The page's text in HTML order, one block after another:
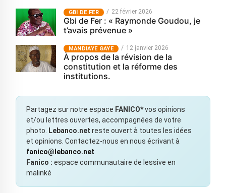
GBI DE FER 22 février 2026
Gbi de Fer : « Raymonde Goudou, je
t’avais prévenue »
MANDIAYE GAYE 12 janvier 2026
À propos de la révision de la
constitution et la réforme des
institutions.
Partagez sur notre espace FANICO*vos opinions
et/ou lettres ouvertes, accompagnées de votre
photo.
Lebanco.net reste ouvert à toutes les idées
et opinions. Contactez-nous en nous écrivant à
fanico@lebanco.net
Fanico : espace communautaire de lessive en
malinké